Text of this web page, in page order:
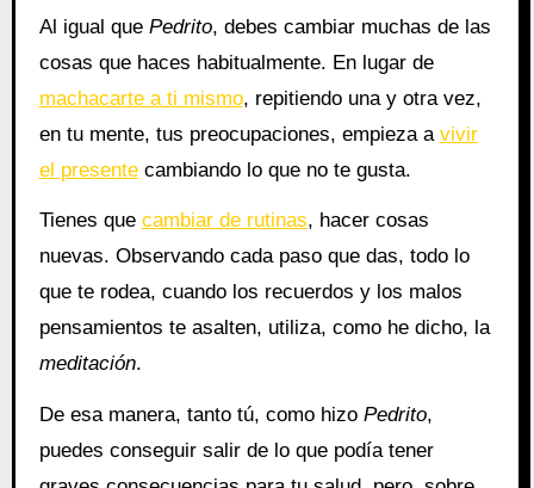
Al igual que Pedrito, debes cambiar muchas de las
cosas que haces habitualmente. En lugar de
machacarte a ti mismo, repitiendo una y otra vez,
en tu mente, tus preocupaciones, empieza a vivir
el presentecambiando lo que no te gusta.
Tienes que cambiar de rutinas, hacer cosas
nuevas. Observando cada paso que das, todo lo
que te rodea, cuando los recuerdos y los malos
pensamientos te asalten, utiliza, como he dicho, la
meditación.
De esa manera, tanto tú, como hizo Pedrito,
puedes conseguir salir de lo que podía tener